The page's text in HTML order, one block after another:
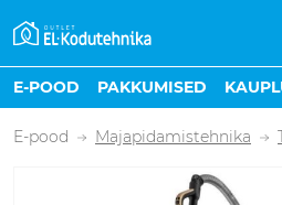
E-POOD PAKKUMISED
E-pood Majapidamistehnika